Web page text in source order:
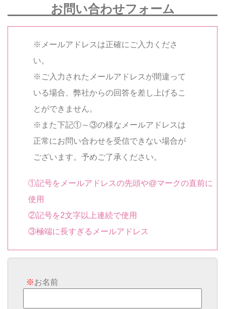
お問い合わせフォーム
※メールアドレスは正確にご入力くださ
い。
※ご入力されたメールアドレスが間違って
いる場合、弊社からの回答を差し上げるこ
とができません。
※また下記①～③の様なメールアドレスは
正常にお問い合わせを受信できない場合が
ございます。予めご了承ください。
①記号をメールアドレスの先頭や@マークの直前に
使用
②記号を2文字以上連続で使用
③極端に長すぎるメールアドレス
※お名前